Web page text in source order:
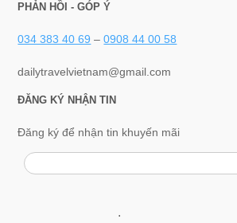
PHẢN HỒI - GÓP Ý
034 383 40 69 –0908 44 00 58
dailytravelvietnam@gmail.com
ĐĂNG KÝ NHẬN TIN
Đăng ký để nhận tin khuyến mãi
.